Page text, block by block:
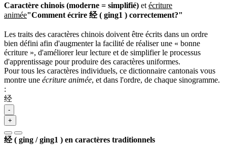
Caractère chinois (moderne = simplifié) et écriture
animée"Comment écrire 经 ( ging1 ) correctement?"
Les traits des caractères chinois doivent être écrits dans un ordre
bien défini afin d'augmenter la facilité de réaliser une « bonne
écriture », d'améliorer leur lecture et de simplifier le processus
d'apprentissage pour produire des caractères uniformes.
Pour tous les caractères individuels, ce dictionnaire cantonais vous
montre une écriture animée, et dans l'ordre, de chaque sinogramme.
:
经
-
+
经 ( ging / ging1 ) en caractères traditionnels